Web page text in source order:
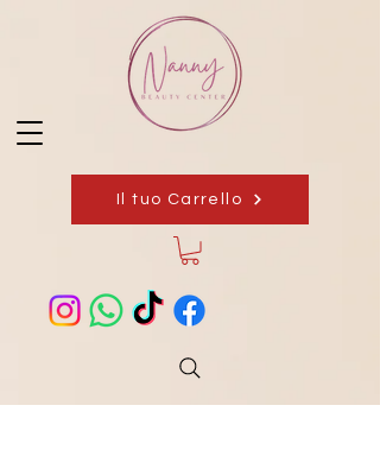
Il tuo Carrello